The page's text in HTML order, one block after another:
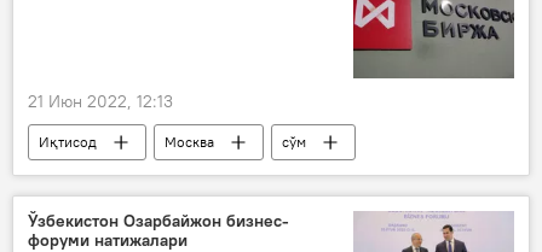
21 Июн 2022, 12:13
Иқтисод Москва сўм
Ўзбекистон Озарбайжон бизнес-
форуми натижалари